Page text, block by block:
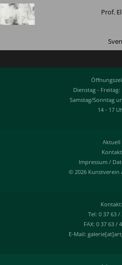
Prof.
Dienstag - Freitag:
Samstag/Sonntag
14 - 17
Aktuell
Kontakt
Impressum /
© 2026 Kunstverein
Kontakt:
Tel: 0 37 63 /
FAX: 0 37 63 /
E-Mail: